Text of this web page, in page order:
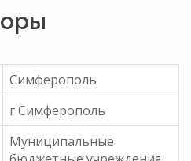
Симферополь
г Симферополь
Муниципальные